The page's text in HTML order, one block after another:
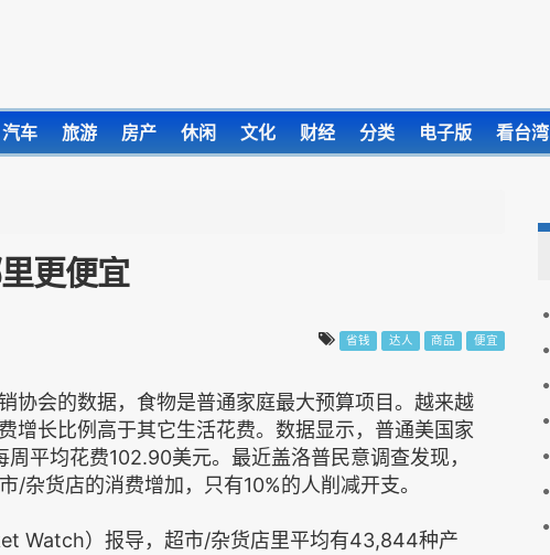
汽车 旅游 房产 休闲 文化 财经 分类 电子版 看台湾
更便宜
省钱 达人 商品 便宜
协会的数据，食物是普通家庭最大预算项目。越来越
增长比例高于其它生活花费。数据显示，普通美国家
平均花费102.90美元。最近盖洛普民意调查发现，
/杂货店的消费增加，只有10%的人削减开支。
Watch）报导，超市/杂货店里平均有43,844种产